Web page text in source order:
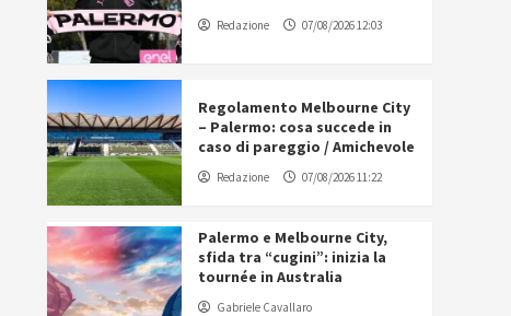
Redazione 07/08/2026 12:03
Regolamento Melbourne City
– Palermo: cosa succede in
caso di pareggio / Amichevole
Redazione 07/08/2026 11:22
Palermo e Melbourne City,
sfida tra “cugini”: inizia la
tournée in Australia
Gabriele Cavallaro